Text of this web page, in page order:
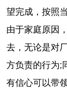
望完成，按照
由于家庭原因
去，无论是对
方负责的行为;
有信心可以带